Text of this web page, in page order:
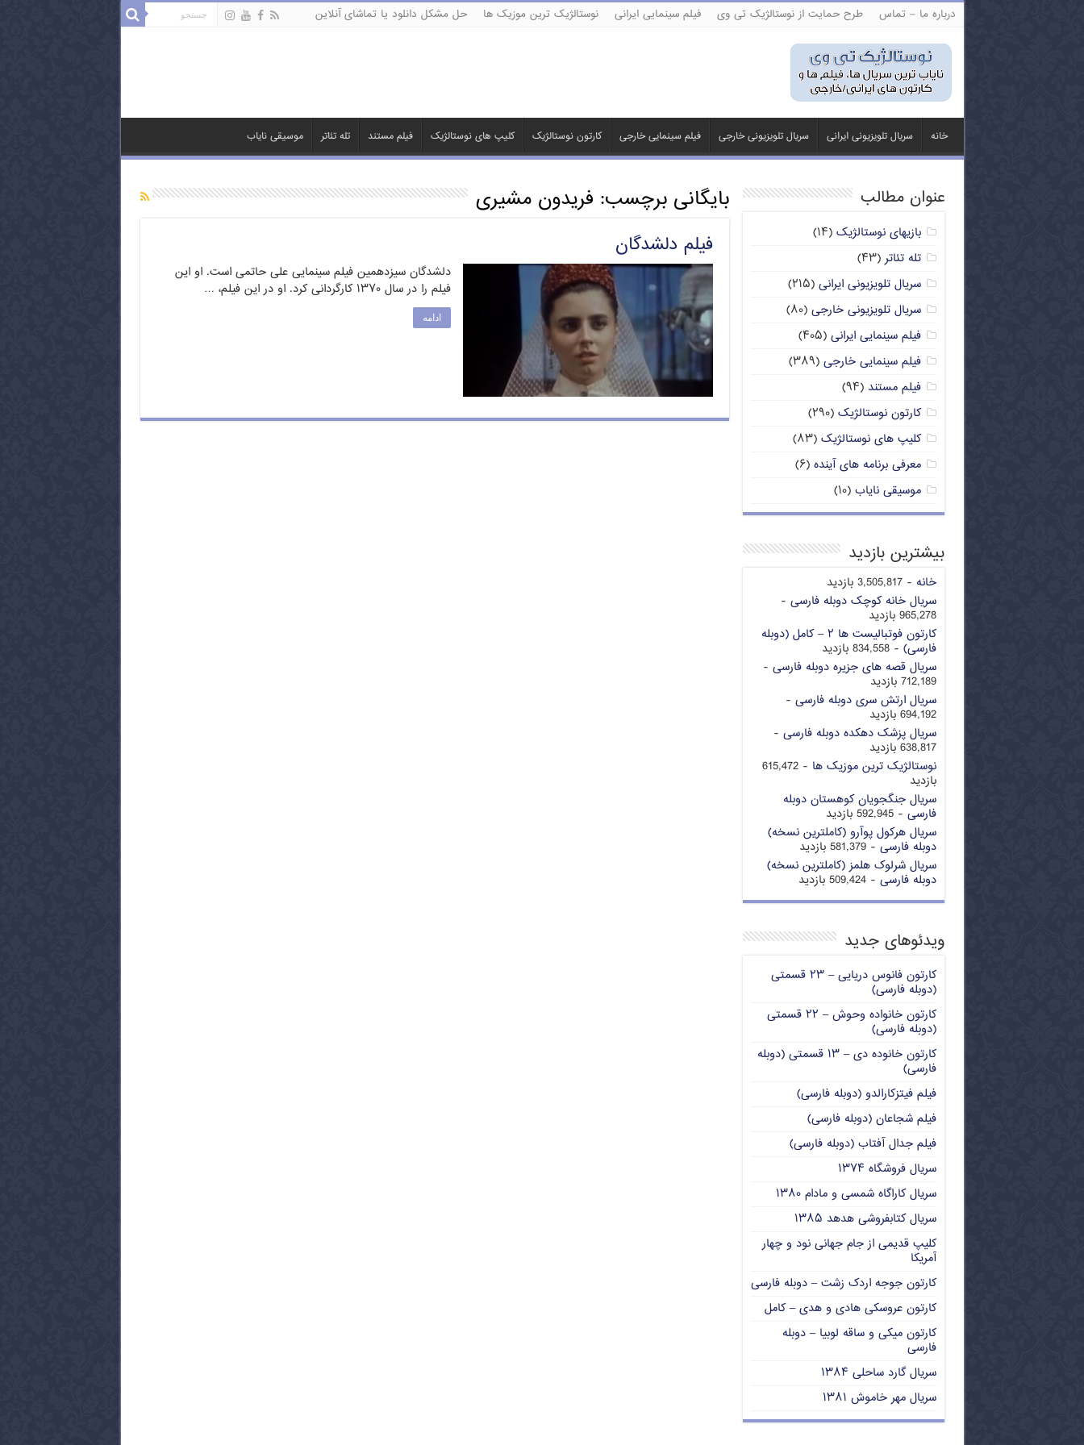
درباره ما – تماس طرح حمایت از نوستالژیک تی وی فیلم سینمایی ایرانی نوستالژیک ترین موزیک ها حل مشکل دانلود یا تماشای آنلاین
خانه سریال تلویزیونی ایرانی سریال تلویزیونی خارجی فیلم سینمایی خارجی کارتون نوستالژیک کلیپ های نوستالژیک فیلم مستند تله تئاتر موسیقی نایاب
بایگانی برچسب: فریدون مشیری
فیلم دلشدگان
دلشدگان سیزدهمین فیلم سینمایی علی حاتمی است. او این
فیلم را در سال ۱۳۷۰ کارگردانی کرد. او در این فیلم، …
ادامه
عنوان مطالب
بازیهای نوستالژیک (۱۴)
تله تئاتر(۴۳)
سریال تلویزیونی ایرانی (۲۱۵)
سریال تلویزیونی خارجی (۸۰)
فیلم سینمایی ایرانی (۴۰۵)
فیلم سینمایی خارجی (۳۸۹)
فیلم مستند (۹۴)
کارتون نوستالژیک (۲۹۰)
کلیپ های نوستالژیک (۸۳)
معرفی برنامه های آینده (۶)
موسیقی نایاب (۱۰)
بیشترین بازدید
خانه - 3,505,817 بازدید
سریال خانه کوچک دوبله فارسی -
965,278 بازدید
کارتون فوتبالیست ها ۲ – کامل (دوبله
فارسی) - 834,558 بازدید
سریال قصه های جزیره دوبله فارسی -
712,189 بازدید
سریال ارتش سری دوبله فارسی -
694,192 بازدید
سریال پزشک دهکده دوبله فارسی -
638,817 بازدید
نوستالژیک ترین موزیک ها
- 615,472
بازدید
سریال جنگجویان کوهستان دوبله
فارسی - 592,945 بازدید
سریال هرکول پوآرو (کاملترین نسخه)
دوبله فارسی - 581,379 بازدید
سریال شرلوک هلمز (کاملترین نسخه)
دوبله فارسی - 509,424 بازدید
ویدئوهای جدید
کارتون فانوس دریایی – ۲۳ قسمتی
(دوبله فارسی)
کارتون خانواده وحوش – ۲۲ قسمتی
(دوبله فارسی)
کارتون خانوده دی – ۱۳ قسمتی (دوبله
فارسی)
فیلم فیتزکارالدو (دوبله فارسی)
فیلم شجاعان (دوبله فارسی)
فیلم جدال آفتاب (دوبله فارسی)
سریال فروشگاه ۱۳۷۴
سریال کاراگاه شمسی و مادام ۱۳۸۰
سریال کتابفروشی هدهد ۱۳۸۵
کلیپ قدیمی از جام جهانی نود و چهار
آمریکا
کارتون جوجه اردک زشت – دوبله فارسی
کارتون عروسکی هادی و هدی – کامل
کارتون میکی و ساقه لوبیا – دوبله
فارسی
سریال گارد ساحلی ۱۳۸۴
سریال مهر خاموش ۱۳۸۱